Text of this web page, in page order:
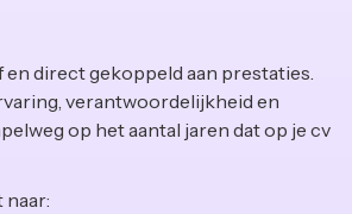
direct gekoppeld aan prestaties.
verantwoordelijkheid en
op het aantal jaren dat op je cv
naar: